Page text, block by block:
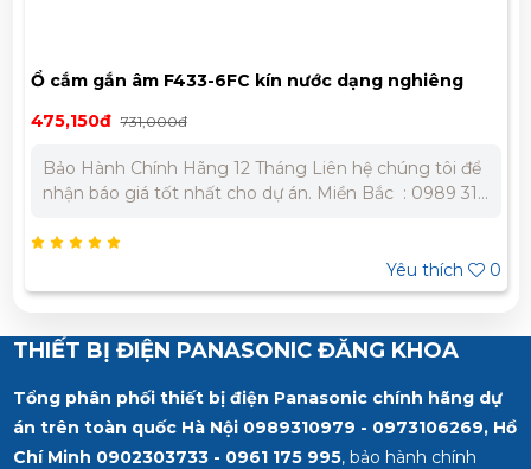
gắn âm F433-6FC kín nước dạng nghiêng
731,000đ
Chính Hãng 12 Tháng Liên hệ chúng tôi để
giá tốt nhất cho dự án. Miền Bắc : 0989 310
0
Đế nổi
Bảo
nhận
THIẾT BỊ ĐIỆN PANASONIC ĐĂNG KHOA
Tổng phân phối thiết bị điện Panasonic chính hãng dự
án trên toàn quốc Hà Nội 0989310979 - 0973106269, Hồ
Chí Minh 0902303733 - 0961 175 995, bảo hành chính